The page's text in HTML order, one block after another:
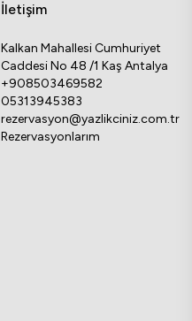
İletişim
Kalkan Mahallesi Cumhuriyet
Caddesi No 48 /1 Kaş Antalya
+908503469582
05313945383
rezervasyon@yazlikciniz.com.tr
Rezervasyonlarım